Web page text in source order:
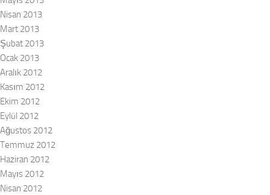
Nisan 2013
Mart 2013
Şubat 2013
Ocak 2013
Aralık 2012
Kasım 2012
Ekim 2012
Eylül 2012
Ağustos 2012
Temmuz 2012
Haziran 2012
Mayıs 2012
Nisan 2012